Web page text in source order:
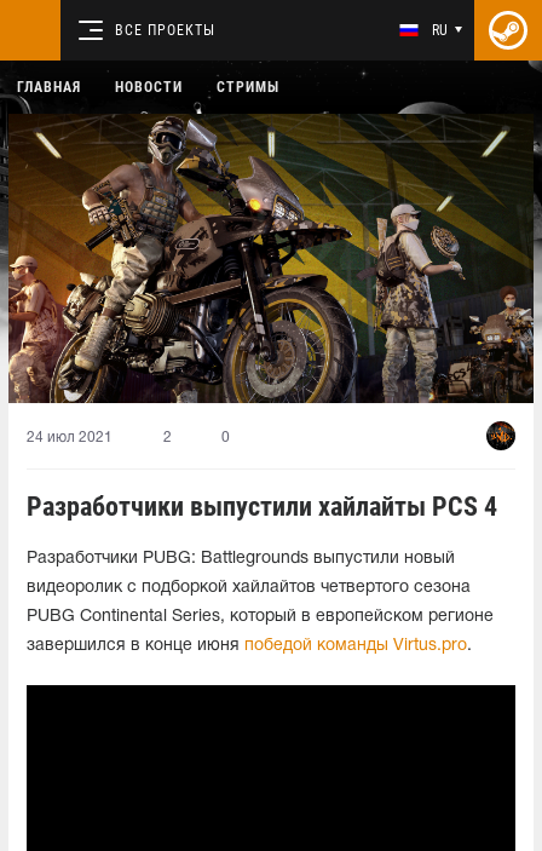
ВСЕ ПРОЕКТЫ RU
ГЛАВНАЯ НОВОСТИ СТРИМЫ
24 июл 2021 2 0
Разработчики выпустили хайлайты PCS 4
Разработчики PUBG: Battlegrounds выпустили новый
видеоролик с подборкой хайлайтов четвертого сезона
PUBG Continental Series, который в европейском регионе
завершился в конце июня победой команды Virtus.pro.